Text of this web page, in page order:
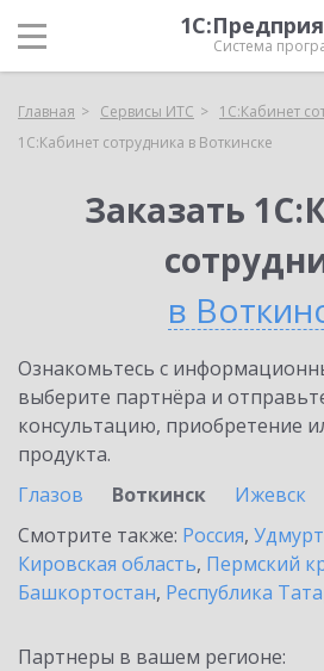
Система
Главная Сервисы ИТС
1С:Кабинет
1С:Кабинет сотрудника в Воткинске
Заказать
в
Ознакомьтесь с
выберите партнёра и
консультацию, приобретение
продукта.
Глазов
Воткинск Ижевск
Смотрите также: Россия,
Кировская область, Пермский
Башкортостан, Республика
Партнеры в вашем регионе: